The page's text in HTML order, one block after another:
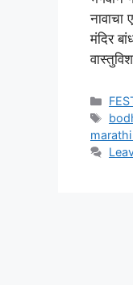
नावाचा
मंदिर